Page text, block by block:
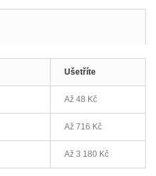
Ušetříte
Až 48 Kč
Až 716 Kč
Až 3 180 Kč